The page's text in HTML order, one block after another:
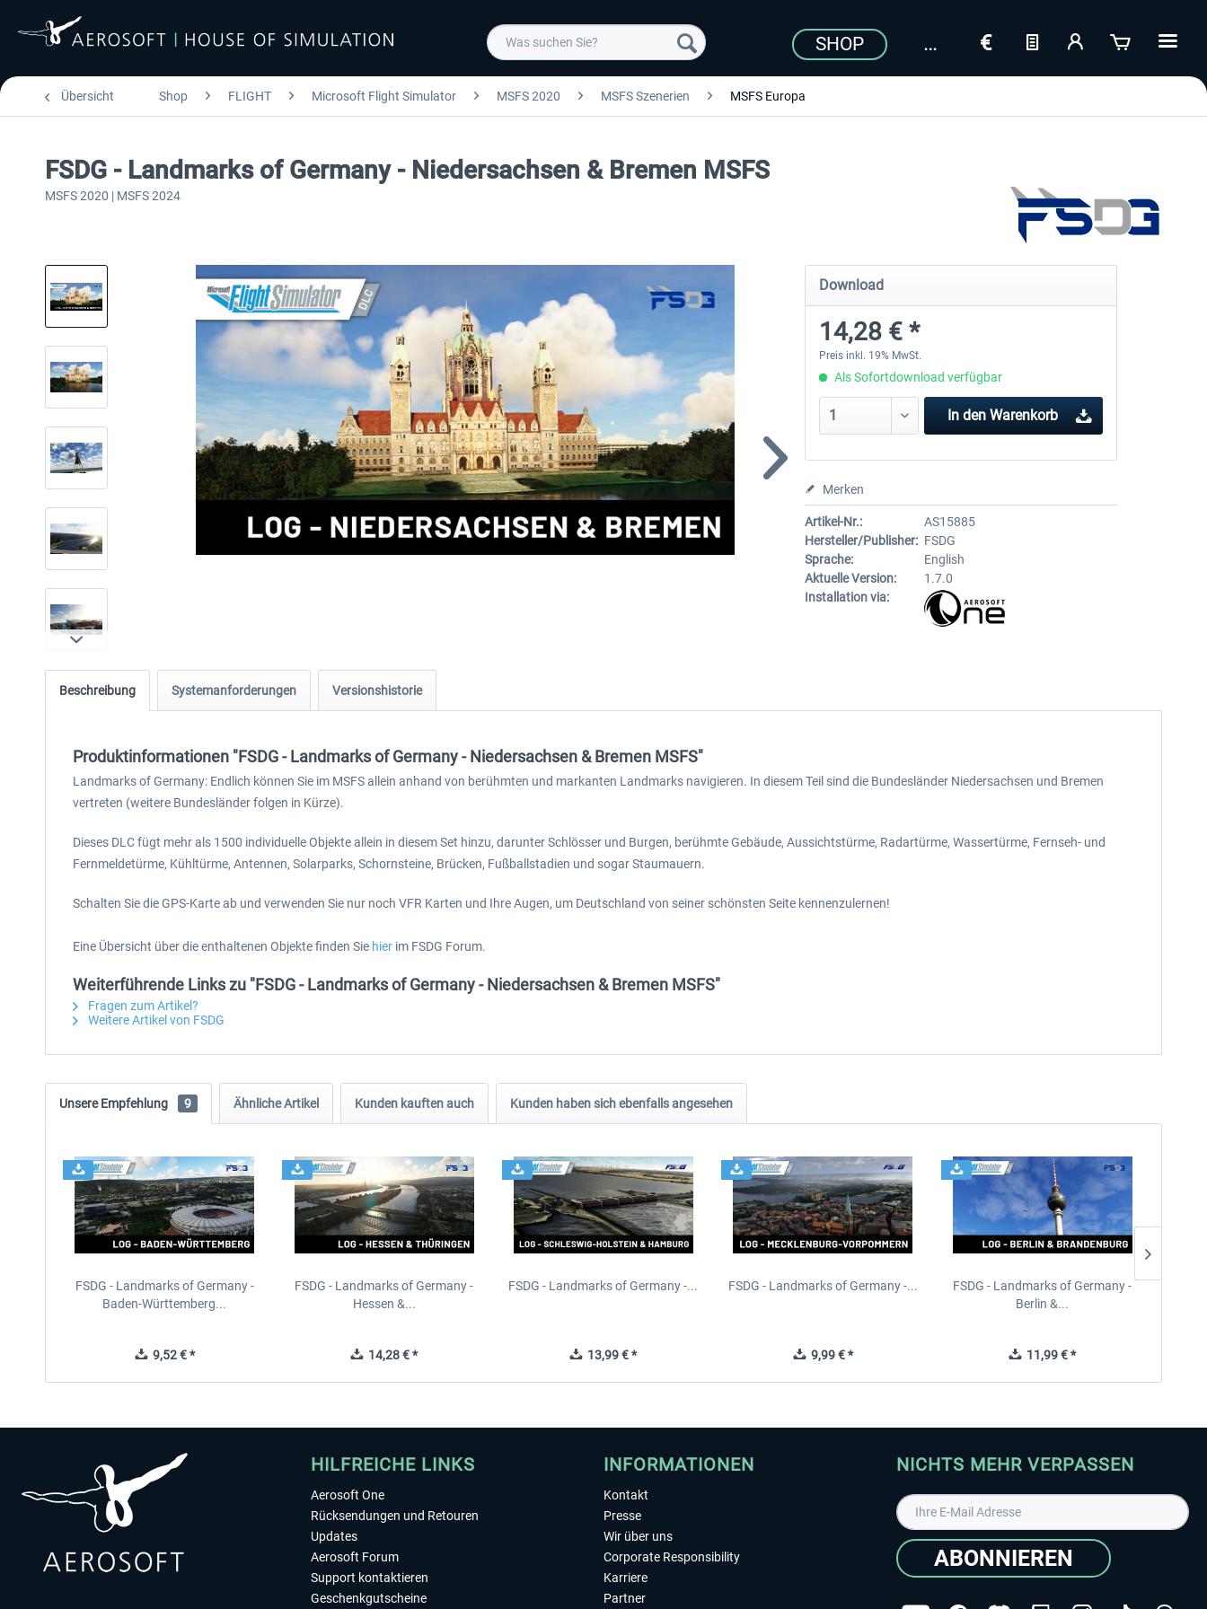
SHOP
Übersicht Shop FLIGHT Microsoft Flight Simulator MSFS 2020 MSFS Szenerien MSFS Europa
FSDG - Landmarks of Germany - Niedersachsen & Bremen MSFS
MSFS 2020 | MSFS 2024
Download
14,28 € *
Preis inkl. 19% MwSt.
Als Sofortdownload verfügbar
In den Warenkorb
Merken
Artikel-Nr.:
AS15885
Hersteller/Publisher: FSDG
Sprache:
English
Aktuelle Version:
1.7.0
Installation via:
Beschreibung Systemanforderungen Versionshistorie
Produktinformationen "FSDG - Landmarks of Germany - Niedersachsen & Bremen MSFS"
Landmarks of Germany: Endlich können Sie im MSFS allein anhand von berühmten und markanten Landmarks navigieren. In diesem Teil sind die Bundesländer Niedersachsen und Bremen
vertreten (weitere Bundesländer folgen in Kürze).
Dieses DLC fügt mehr als 1500 individuelle Objekte allein in diesem Set hinzu, darunter Schlösser und Burgen, berühmte Gebäude, Aussichtstürme, Radartürme, Wassertürme, Fernseh- und
Fernmeldetürme, Kühltürme, Antennen, Solarparks, Schornsteine, Brücken, Fußballstadien und sogar Staumauern.
Schalten Sie die GPS-Karte ab und verwenden Sie nur noch VFR Karten und Ihre Augen, um Deutschland von seiner schönsten Seite kennenzulernen!
Eine Übersicht über die enthaltenen Objekte finden Sie hier im FSDG Forum.
Weiterführende Links zu "FSDG - Landmarks of Germany - Niedersachsen & Bremen MSFS"
Fragen zum Artikel?
Weitere Artikel von FSDG
Unsere Empfehlung 9 Ähnliche Artikel Kunden kauften auch Kunden haben sich ebenfalls angesehen
FSDG - Landmarks of Germany -
Baden-Württemberg...
9,52 € *
FSDG - Landmarks of Germany -
Hessen &...
14,28 € *
FSDG - Landmarks of Germany -...
13,99 € *
FSDG - Landmarks of Germany -...
9,99 € *
FSDG - Landmarks of Germany -
Berlin &...
11,99 € *
HILFREICHE LINKS
Aerosoft One
Rücksendungen und Retouren
Updates
Aerosoft Forum
Support kontaktieren
Geschenkgutscheine
INFORMATIONEN
Kontakt
Presse
Wir über uns
Corporate Responsibility
Karriere
Partner
NICHTS MEHR VERPASSEN
ABONNIEREN